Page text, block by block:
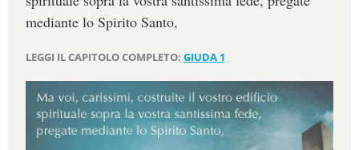
mediante lo Spirito Santo,
LEGGI IL CAPITOLO COMPLETO: GIUDA 1